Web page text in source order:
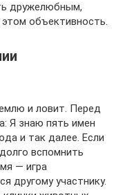
дружелюбным,
объективность.
и ловит. Перед
Я знаю пять имен
и так далее. Если
вспомнить
— игра
другому участнику.